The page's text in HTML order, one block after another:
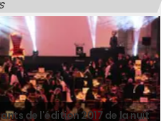
de l'édition 2017 de la nuit